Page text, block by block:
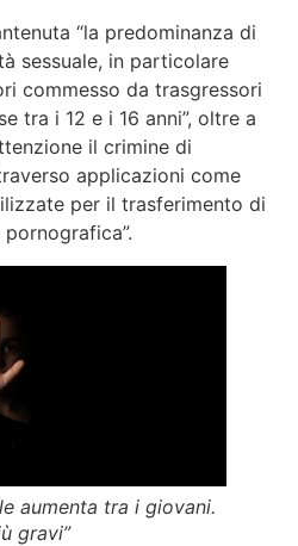
“la predominanza di
sessuale, in particolare
commesso da trasgressori
tra i 12 e i 16 anni”, oltre a
il crimine di
applicazioni come
per il trasferimento di
aumenta tra i giovani.
gravi”